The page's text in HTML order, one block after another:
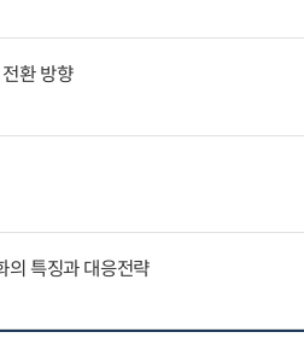
환 방향
의 특징과 대응전략